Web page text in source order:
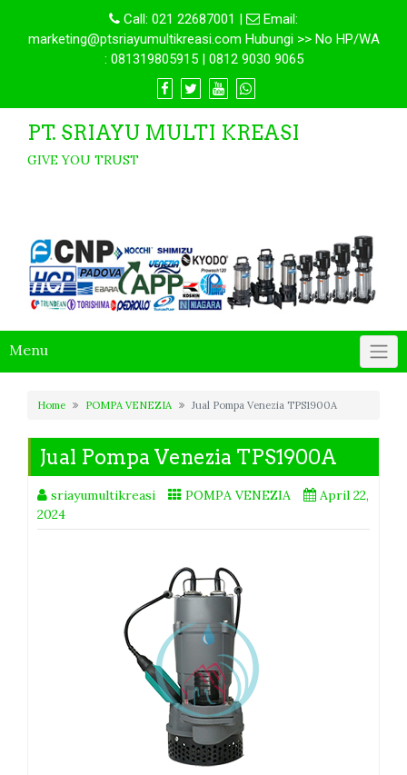
Call: 021 22687001 |
Email:
marketing@ptsriayumultikreasi.com Hubungi >> No HP/WA
: 081319805915 | 0812 9030 9065
PT. SRIAYU MULTI KREASI
GIVE YOU TRUST
Menu
Home POMPA VENEZIA Jual Pompa Venezia TPS1900A
Jual Pompa Venezia TPS1900A
sriayumultikreasi POMPA VENEZIA
April 22,
2024